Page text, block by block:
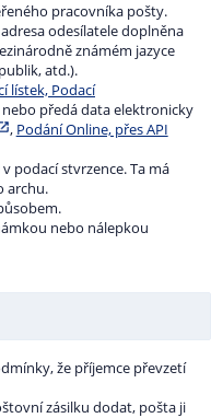
pracovníka pošty.
odesílatele doplněna
známém jazyce
atd.).
lístek, Podací
předá data elektronicky
, Podání Online, přes API
podací stvrzence. Ta má
archu.
nebo nálepkou
že příjemce převzetí
zásilku dodat, pošta ji